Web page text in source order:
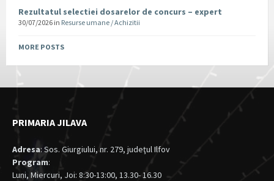
Rezultatul selectiei dosarelor de concurs – expert
30/07/2026 in Resurse umane / Achizitii
MORE POSTS
PRIMARIA JILAVA
Adresa: Sos. Giurgiului, nr. 279, judeţul Ilfov
Program:
Luni, Miercuri, Joi: 8:30-13:00, 13.30- 16.30